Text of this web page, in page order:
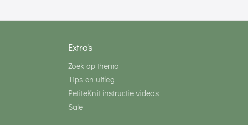
Extra's
Zoek op thema
Tips en uitleg
PetiteKnit instructie video's
Sale